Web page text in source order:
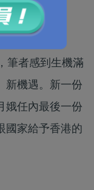
筆者感到生機滿
新機遇。新一份
娥任內最後一份
國家給予香港的